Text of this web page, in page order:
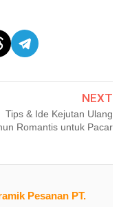
NEXT
Tips & Ide Kejutan Ulang
Romantis untuk Pacar
Pesanan PT.